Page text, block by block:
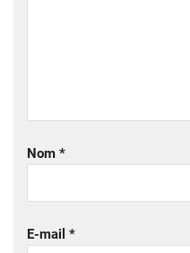
Nom *
E-mail *